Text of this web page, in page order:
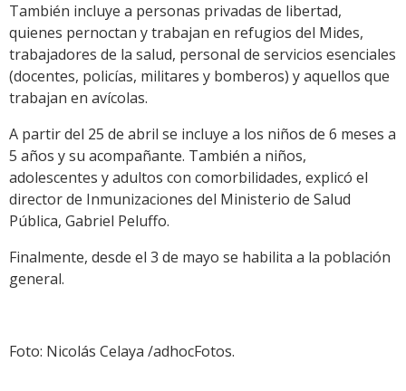
También incluye a personas privadas de libertad,
quienes pernoctan y trabajan en refugios del Mides,
trabajadores de la salud, personal de servicios esenciales
(docentes, policías, militares y bomberos) y aquellos que
trabajan en avícolas.
A partir del 25 de abril se incluye a los niños de 6 meses a
5 años y su acompañante. También a niños,
adolescentes y adultos con comorbilidades, explicó el
director de Inmunizaciones del Ministerio de Salud
Pública, Gabriel Peluffo.
Finalmente, desde el 3 de mayo se habilita a la población
general.
Foto: Nicolás Celaya /adhocFotos.